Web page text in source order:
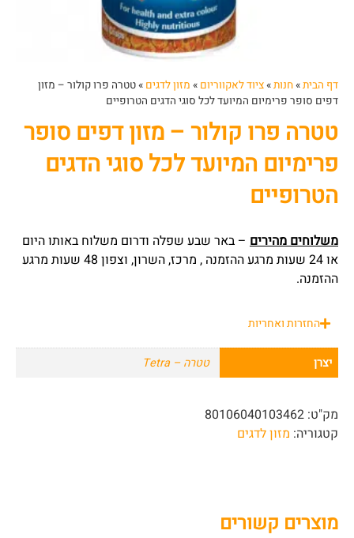
דף הבית»חנות»ציוד לאקווריום » מזון לדגים »טטרה פרו קולור – מזון
דפים סופר פרימיום המיועד לכל סוגי הדגים הטרופיים
טטרה פרו קולור – מזון דפים סופר
פרימיום המיועד לכל סוגי הדגים
הטרופיים
משלוחים מהירים – באר שבע שפלה ודרום משלוח באותו היום
או 24 שעות מרגע ההזמנה , מרכז, השרון, וצפון 48 שעות מרגע
ההזמנה.
החזרות ואחריות
יצרן טטרה – Tetra
מק"ט: 80106040103462
קטגוריה: מזון לדגים
מוצרים קשורים